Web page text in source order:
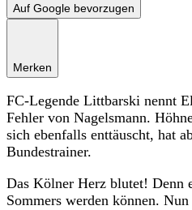
Auf Google bevorzugen
Merken
FC-Legende Littbarski nennt
Fehler von Nagelsmann.
sich ebenfalls enttäuscht, hat
Bundestrainer.
Das Kölner Herz blutet! Denn
Sommers werden können.